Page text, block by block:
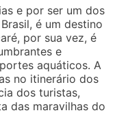
e por ser um dos
é um destino
por sua vez, é
e
aquáticos. A
no itinerário dos
dos turistas,
das maravilhas do